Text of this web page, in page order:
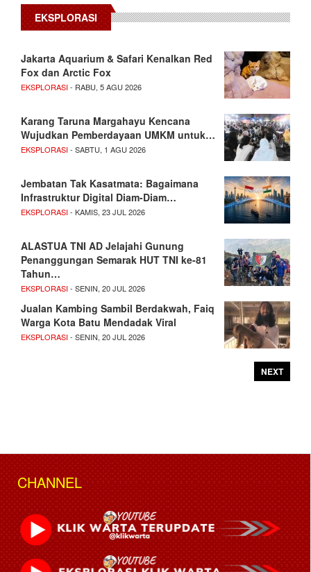
EKSPLORASI
Jakarta Aquarium & Safari Kenalkan Red
Fox dan Arctic Fox
EKSPLORASI- RABU, 5 AGU 2026
Karang Taruna Margahayu Kencana
Wujudkan Pemberdayaan UMKM untuk…
EKSPLORASI- SABTU, 1 AGU 2026
Jembatan Tak Kasatmata: Bagaimana
Infrastruktur Digital Diam-Diam…
EKSPLORASI- KAMIS, 23 JUL 2026
ALASTUA TNI AD Jelajahi Gunung
Penanggungan Semarak HUT TNI ke-81
Tahun…
EKSPLORASI- SENIN, 20 JUL 2026
Jualan Kambing Sambil Berdakwah, Faiq
Warga Kota Batu Mendadak Viral
EKSPLORASI- SENIN, 20 JUL 2026
NEXT
CHANNEL